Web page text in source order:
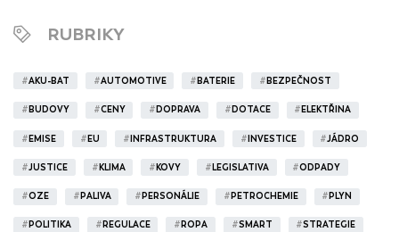
RUBRIKY
#AKU-BAT #AUTOMOTIVE # BATERIE # BEZPEČNOST
# BUDOVY #CENY # DOPRAVA # DOTACE # ELEKTŘINA
# EMISE # EU # INFRASTRUKTURA # INVESTICE #JÁDRO
#JUSTICE # KLIMA # KOVY # LEGISLATIVA #ODPADY
#OZE # PALIVA # PERSONÁLIE # PETROCHEMIE # PLYN
#POLITIKA #REGULACE #ROPA #SMART #STRATEGIE